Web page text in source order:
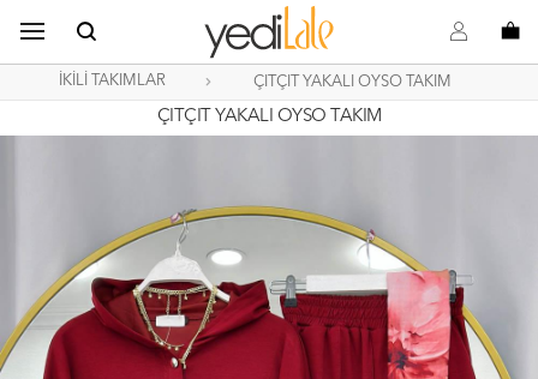
s o B
İKİLİ TAKIMLAR ÇITÇIT YAKALI OYSO TAKIM
ÇITÇIT YAKALI OYSO TAKIM